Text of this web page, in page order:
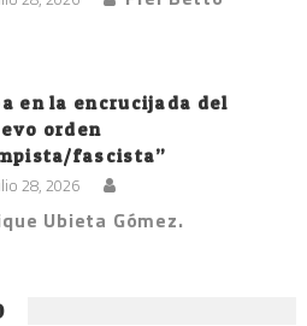
en la encrucijada del
orden
fascista”
28, 2026
Ubieta Gómez.